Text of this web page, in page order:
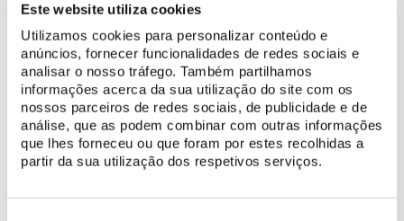
Este website utiliza cookies
Utilizamos cookies para personalizar conteúdo e
anúncios, fornecer funcionalidades de redes sociais e
analisar o nosso tráfego. Também partilhamos
informações acerca da sua utilização do site com os
nossos parceiros de redes sociais, de publicidade e de
análise, que as podem combinar com outras informações
que lhes forneceu ou que foram por estes recolhidas a
partir da sua utilização dos respetivos serviços.